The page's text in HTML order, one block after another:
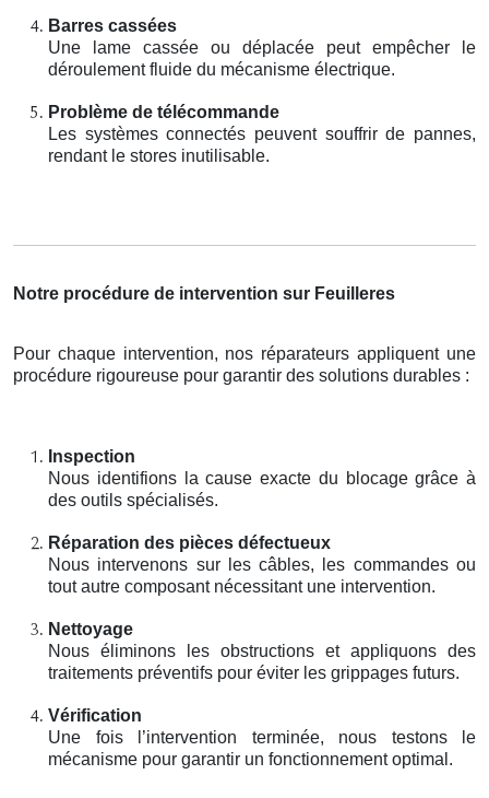
Barres cassées
Une lame cassée ou déplacée peut empêcher le
déroulement fluide du mécanisme électrique.
Problème de télécommande
Les systèmes connectés peuvent souffrir de pannes,
rendant le stores inutilisable.
Notre procédure de intervention sur Feuilleres
Pour chaque intervention, nos réparateurs appliquent une
procédure rigoureuse pour garantir des solutions durables :
Inspection
Nous identifions la cause exacte du blocage grâce à
des outils spécialisés.
Réparation des pièces défectueux
Nous intervenons sur les câbles, les commandes ou
tout autre composant nécessitant une intervention.
Nettoyage
Nous éliminons les obstructions et appliquons des
traitements préventifs pour éviter les grippages futurs.
Vérification
Une fois l’intervention terminée, nous testons le
mécanisme pour garantir un fonctionnement optimal.